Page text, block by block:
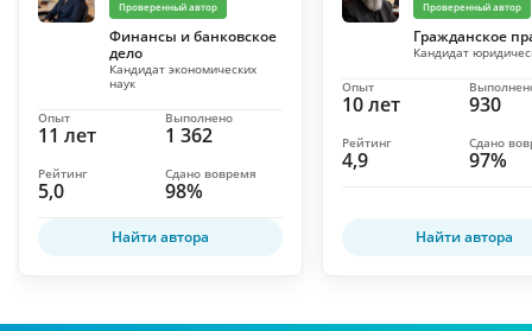
Проверенный автор
Финансы и банковское
дело
Кандидат экономических
наук
11 лет
Опыт
1 362
Выполнено
5,0
Рейтинг
98%
Сдано вовремя
Найти автора
Проверенный автор
Гражданское
Кандидат
10 лет
Опыт
930
4,9
Рейтинг
97%
Сдано
Найти автора